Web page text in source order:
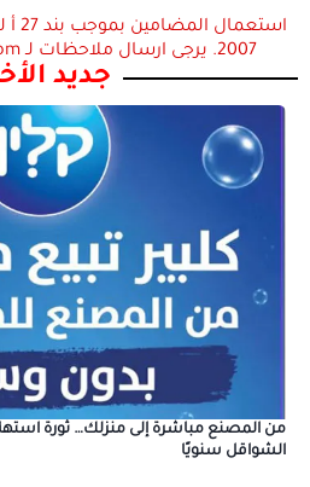
2007. يرجى ارسال ملاحظات لـ akkanet.net@gmail.com
جديد
من المصنع مباشرة إلى منزلك… ثورة
الشواقل سنويًا